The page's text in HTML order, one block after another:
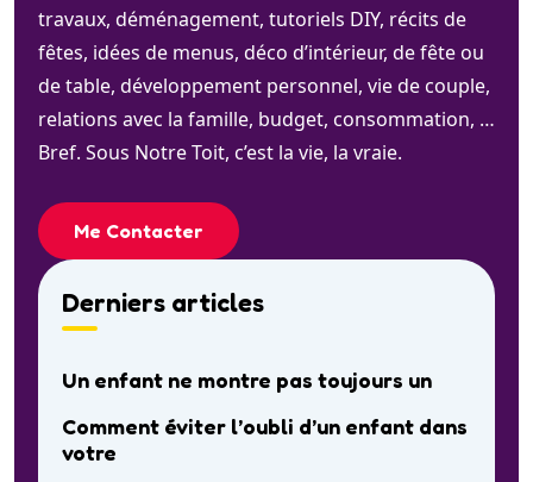
travaux, déménagement, tutoriels DIY, récits de
fêtes, idées de menus, déco d’intérieur, de fête ou
de table, développement personnel, vie de couple,
relations avec la famille, budget, consommation, …
Bref. Sous Notre Toit, c’est la vie, la vraie.
Me Contacter
Derniers articles
Un enfant ne montre pas toujours un
Comment éviter l’oubli d’un enfant dans
votre